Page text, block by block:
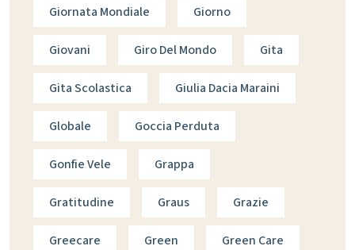
Giornata Mondiale Giorno
Giovani Giro Del Mondo Gita
Gita Scolastica Giulia Dacia Maraini
Globale Goccia Perduta
Gonfie Vele Grappa
Gratitudine Graus Grazie
Greecare Green Green Care